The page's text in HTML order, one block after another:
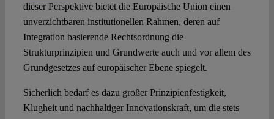
dieser Perspektive bietet die Europäische Union einen
unverzichtbaren institutionellen Rahmen, deren auf
Integration basierende Rechtsordnung die
Strukturprinzipien und Grundwerte auch und vor allem des
Grundgesetzes auf europäischer Ebene spiegelt.
Sicherlich bedarf es dazu großer Prinzipienfestigkeit,
Klugheit und nachhaltiger Innovationskraft, um die stets